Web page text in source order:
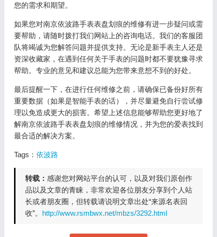
您的需求和期望。
如果您对南京依波路手表表盘划痕的维修有进一步疑问或需
要帮助，请随时拨打我们网站上的咨询电话。我们的客服团
队将竭诚为您解答问题并提供支持。无论是新手表主人还是
资深收藏家，在遇到任何关于手表的问题时都不要犹豫寻求
帮助。专业的意见和建议总能为您带来意想不到的好处。
最后提醒一下，在进行任何维修之前，请确保已备份好所有
重要数据（如果是智能手表的话），并尽量避免自行尝试修
理以免造成更大的损害。希望上述信息能够帮助您更好地了
解南京依波路手表表盘划痕的维修情况，并为您的爱表找到
最合适的解决方案。
Tags： 依波路
转载： 感谢您对网站平台的认可，以及对我们原创作
品以及文章的青睐，非常欢迎各位朋友分享到个人站
长或者朋友圈，但转载请说明文章出处“来源名表回
收”。 http://www.rsmbwx.net/mbzs/3292.html